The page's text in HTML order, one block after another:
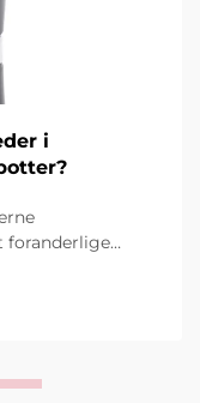
i
foranderlige